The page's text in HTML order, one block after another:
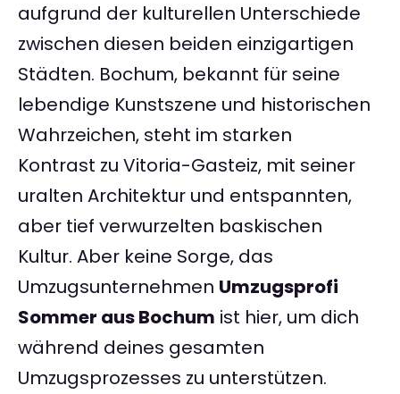
aufgrund der kulturellen Unterschiede
zwischen diesen beiden einzigartigen
Städten. Bochum, bekannt für seine
lebendige Kunstszene und historischen
Wahrzeichen, steht im starken
Kontrast zu Vitoria-Gasteiz, mit seiner
uralten Architektur und entspannten,
aber tief verwurzelten baskischen
Kultur. Aber keine Sorge, das
Umzugsunternehmen Umzugsprofi
Sommer aus Bochum ist hier, um dich
während deines gesamten
Umzugsprozesses zu unterstützen.